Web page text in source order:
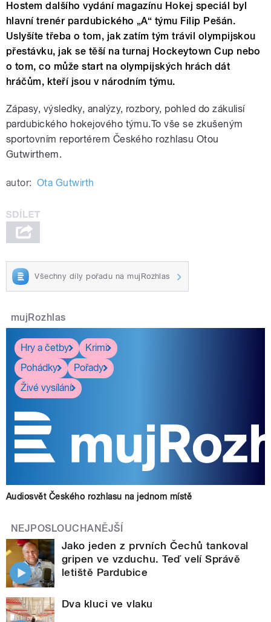
Hostem dalšího vydání magazínu Hokej speciál byl
hlavní trenér pardubického „A“ týmu Filip Pešán.
Uslyšíte třeba o tom, jak zatím tým trávil olympijskou
přestávku, jak se těší na turnaj Hockeytown Cup nebo
o tom, co může start na olympijských hrách dát
hráčům, kteří jsou v národním týmu.
Zápasy, výsledky, analýzy, rozbory, pohled do zákulisí
pardubického hokejového týmu.To vše se zkušeným
sportovním reportérem Českého rozhlasu Otou
Gutwirthem.
autor: Ota Gutwirth
Všechny díly pořadu na mujRozhlas
mujRozhlas
Hry a četby
Krimi
Pohádky
Pořady
Živé vysílání
Audiosvět Českého rozhlasu na jednom místě
NEJPOSLOUCHANĚJŠÍ
Jako jeden z prvních Čechů tankoval
gripen ve vzduchu. Teď velí Správě
letiště Pardubice
Dva kluci ve vlaku